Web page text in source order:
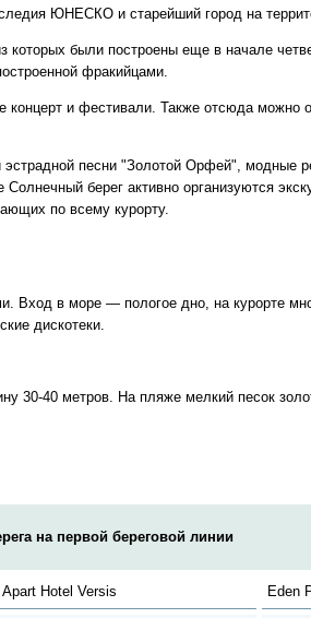
ЮНЕСКО и старейший город на
были построены еще в начале
фракийцами.
концерт и фестивали. Также отсюда можно
песни "Золотой Орфей", модные
берег активно организуются
по всему курорту.
в море — пологое дно, на курорте
дискотеки.
30-40 метров. На пляже мелкий песок
на первой береговой линии
Apart Hotel Versis Eden